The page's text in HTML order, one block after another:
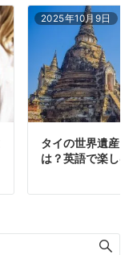
2025年10月9日
タイの世界遺産
は？英語で楽し